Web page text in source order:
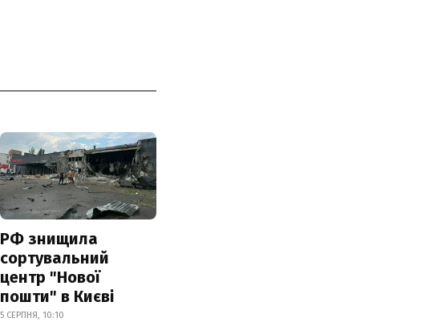
РФ знищила
сортувальний
центр "Нової
пошти" в Києві
5 СЕРПНЯ, 10:10